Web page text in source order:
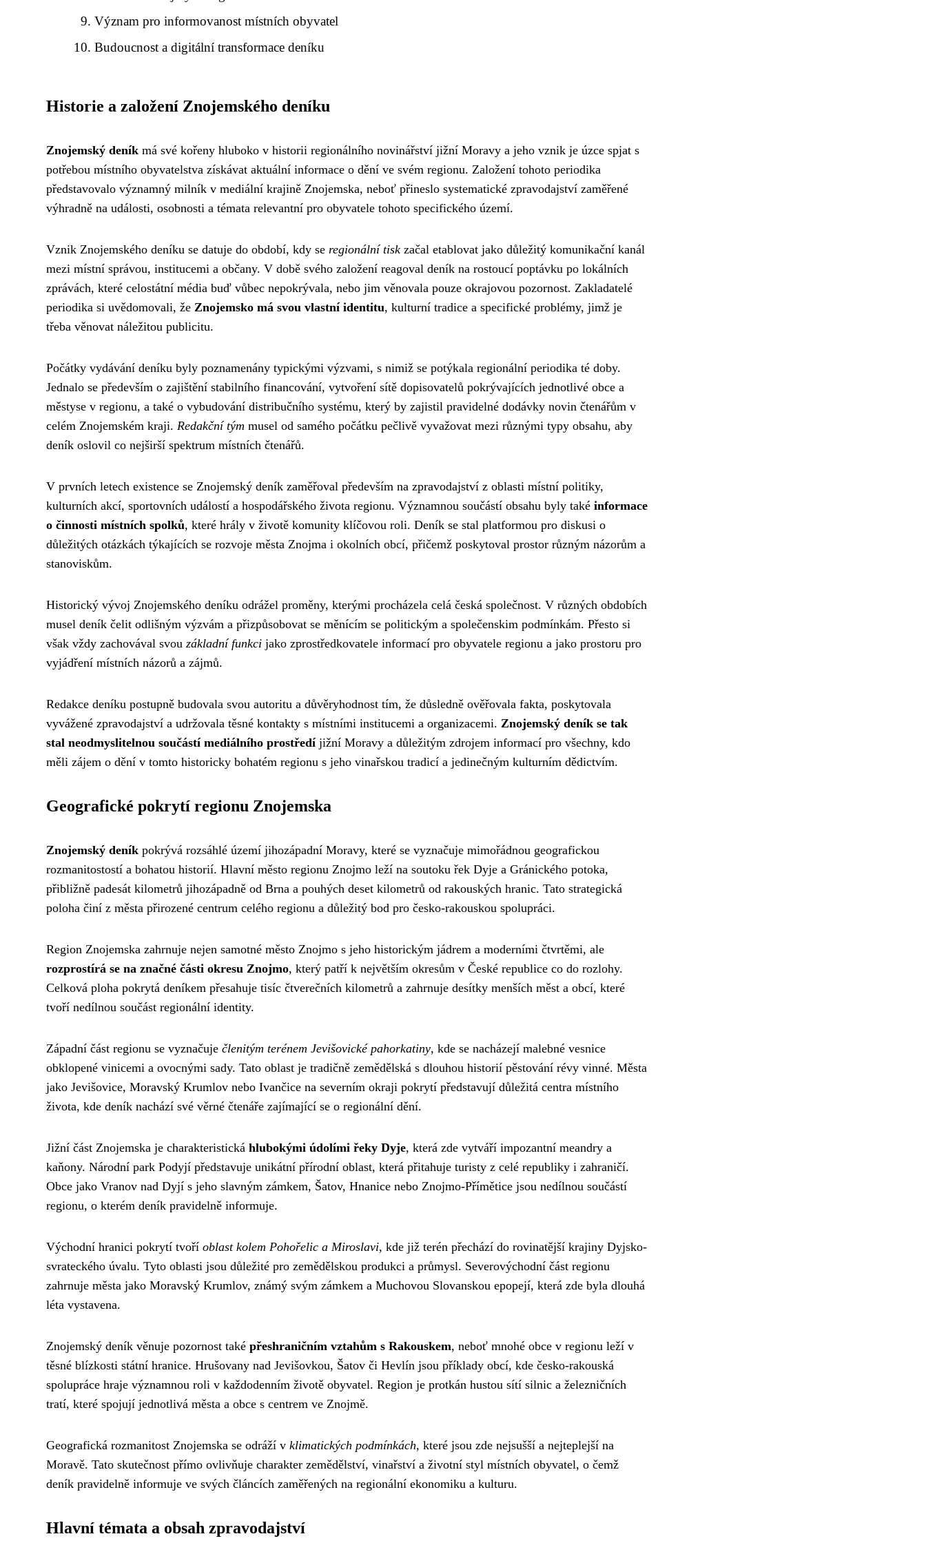
Význam pro informovanost místních obyvatel
Budoucnost a digitální transformace deníku
Historie a založení Znojemského deníku
Znojemský deník má své kořeny hluboko v historii regionálního novinářství jižní Moravy a jeho vznik je úzce spjat s
potřebou místního obyvatelstva získávat aktuální informace o dění ve svém regionu. Založení tohoto periodika
představovalo významný milník v mediální krajině Znojemska, neboť přineslo systematické zpravodajství zaměřené
výhradně na události, osobnosti a témata relevantní pro obyvatele tohoto specifického území.
Vznik Znojemského deníku se datuje do období, kdy se regionální tisk začal etablovat jako důležitý komunikační kanál
mezi místní správou, institucemi a občany. V době svého založení reagoval deník na rostoucí poptávku po lokálních
zprávách, které celostátní média buď vůbec nepokrývala, nebo jim věnovala pouze okrajovou pozornost. Zakladatelé
periodika si uvědomovali, že Znojemsko má svou vlastní identitu, kulturní tradice a specifické problémy, jimž je
třeba věnovat náležitou publicitu.
Počátky vydávání deníku byly poznamenány typickými výzvami, s nimiž se potýkala regionální periodika té doby.
Jednalo se především o zajištění stabilního financování, vytvoření sítě dopisovatelů pokrývajících jednotlivé obce a
městyse v regionu, a také o vybudování distribučního systému, který by zajistil pravidelné dodávky novin čtenářům v
celém Znojemském kraji. Redakční tým musel od samého počátku pečlivě vyvažovat mezi různými typy obsahu, aby
deník oslovil co nejširší spektrum místních čtenářů.
V prvních letech existence se Znojemský deník zaměřoval především na zpravodajství z oblasti místní politiky,
kulturních akcí, sportovních událostí a hospodářského života regionu. Významnou součástí obsahu byly také informace
o činnosti místních spolků, které hrály v životě komunity klíčovou roli. Deník se stal platformou pro diskusi o
důležitých otázkách týkajících se rozvoje města Znojma i okolních obcí, přičemž poskytoval prostor různým názorům a
stanoviskům.
Historický vývoj Znojemského deníku odrážel proměny, kterými procházela celá česká společnost. V různých obdobích
musel deník čelit odlišným výzvám a přizpůsobovat se měnícím se politickým a společenskim podmínkám. Přesto si
však vždy zachovával svou základní funkci jako zprostředkovatele informací pro obyvatele regionu a jako prostoru pro
vyjádření místních názorů a zájmů.
Redakce deníku postupně budovala svou autoritu a důvěryhodnost tím, že důsledně ověřovala fakta, poskytovala
vyvážené zpravodajství a udržovala těsné kontakty s místními institucemi a organizacemi. Znojemský deník se tak
stal neodmyslitelnou součástí mediálního prostředíjižní Moravy a důležitým zdrojem informací pro všechny, kdo
měli zájem o dění v tomto historicky bohatém regionu s jeho vinařskou tradicí a jedinečným kulturním dědictvím.
Geografické pokrytí regionu Znojemska
Znojemský deník pokrývá rozsáhlé území jihozápadní Moravy, které se vyznačuje mimořádnou geografickou
rozmanitostostí a bohatou historií. Hlavní město regionu Znojmo leží na soutoku řek Dyje a Gránického potoka,
přibližně padesát kilometrů jihozápadně od Brna a pouhých deset kilometrů od rakouských hranic. Tato strategická
poloha činí z města přirozené centrum celého regionu a důležitý bod pro česko-rakouskou spolupráci.
Region Znojemska zahrnuje nejen samotné město Znojmo s jeho historickým jádrem a moderními čtvrtěmi, ale
rozprostírá se na značné části okresu Znojmo, který patří k největším okresům v České republice co do rozlohy.
Celková ploha pokrytá deníkem přesahuje tisíc čtverečních kilometrů a zahrnuje desítky menších měst a obcí, které
tvoří nedílnou součást regionální identity.
Západní část regionu se vyznačuje členitým terénem Jevišovické pahorkatiny, kde se nacházejí malebné vesnice
obklopené vinicemi a ovocnými sady. Tato oblast je tradičně zemědělská s dlouhou historií pěstování révy vinné. Města
jako Jevišovice, Moravský Krumlov nebo Ivančice na severním okraji pokrytí představují důležitá centra místního
života, kde deník nachází své věrné čtenáře zajímající se o regionální dění.
Jižní část Znojemska je charakteristická hlubokými údolími řeky Dyje, která zde vytváří impozantní meandry a
kaňony. Národní park Podyjí představuje unikátní přírodní oblast, která přitahuje turisty z celé republiky i zahraničí.
Obce jako Vranov nad Dyjí s jeho slavným zámkem, Šatov, Hnanice nebo Znojmo-Přímětice jsou nedílnou součástí
regionu, o kterém deník pravidelně informuje.
Východní hranici pokrytí tvoří oblast kolem Pohořelic a Miroslavi, kde již terén přechází do rovinatější krajiny Dyjsko-
svrateckého úvalu. Tyto oblasti jsou důležité pro zemědělskou produkci a průmysl. Severovýchodní část regionu
zahrnuje města jako Moravský Krumlov, známý svým zámkem a Muchovou Slovanskou epopejí, která zde byla dlouhá
léta vystavena.
Znojemský deník věnuje pozornost také přeshraničním vztahům s Rakouskem, neboť mnohé obce v regionu leží v
těsné blízkosti státní hranice. Hrušovany nad Jevišovkou, Šatov či Hevlín jsou příklady obcí, kde česko-rakouská
spolupráce hraje významnou roli v každodenním životě obyvatel. Region je protkán hustou sítí silnic a železničních
tratí, které spojují jednotlivá města a obce s centrem ve Znojmě.
Geografická rozmanitost Znojemska se odráží v klimatických podmínkách, které jsou zde nejsušší a nejteplejší na
Moravě. Tato skutečnost přímo ovlivňuje charakter zemědělství, vinařství a životní styl místních obyvatel, o čemž
deník pravidelně informuje ve svých článcích zaměřených na regionální ekonomiku a kulturu.
Hlavní témata a obsah zpravodajství